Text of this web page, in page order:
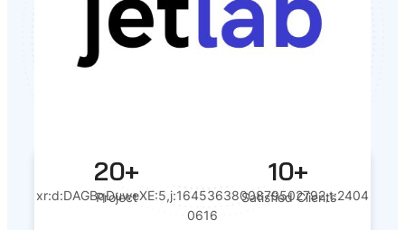
xr:d:DAGBqDuweXE:5,j:1645363800879502792,t:2404
0616
20+
Project
10+
Satisfied Clients